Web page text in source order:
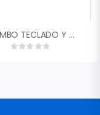
COMBO TECLADO Y MOUSE MYO SLIM WIRELESS